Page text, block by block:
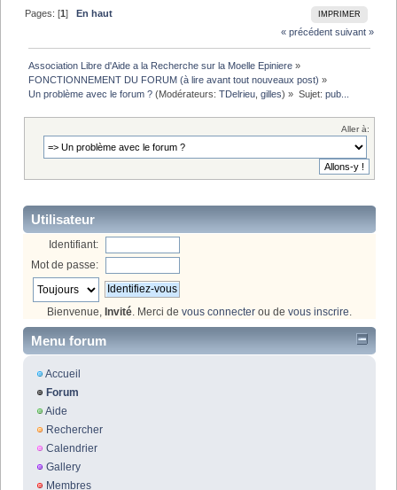
IMPRIMER
Pages: [1]En haut
« précédent suivant »
Association Libre d'Aide a la Recherche sur la Moelle Epiniere »
FONCTIONNEMENT DU FORUM (à lire avant tout nouveaux post) »
Un problème avec le forum ? (Modérateurs:TDelrieu ,gilles) » Sujet: pub...
Aller à:
Utilisateur
Identifiant:
Mot de passe:
Bienvenue, Invité. Merci de vous connecter ou de vous inscrire.
Menu forum
Accueil
Forum
Aide
Rechercher
Calendrier
Gallery
Membres